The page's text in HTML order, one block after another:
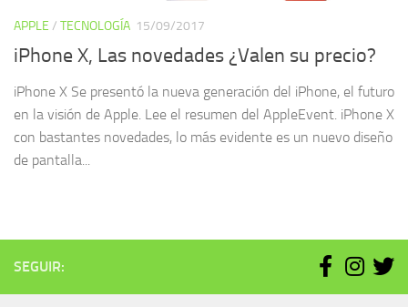
APPLE / TECNOLOGÍA 15/09/2017
iPhone X, Las novedades ¿Valen su precio?
iPhone X Se presentó la nueva generación del iPhone, el futuro
en la visión de Apple. Lee el resumen del AppleEvent. iPhone X
con bastantes novedades, lo más evidente es un nuevo diseño
de pantalla...
SEGUIR: